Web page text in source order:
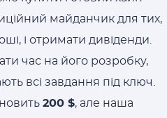
майданчик для тих,
і отримати дивіденди.
час на його розробку,
всі завдання під ключ.
200 $, але наша